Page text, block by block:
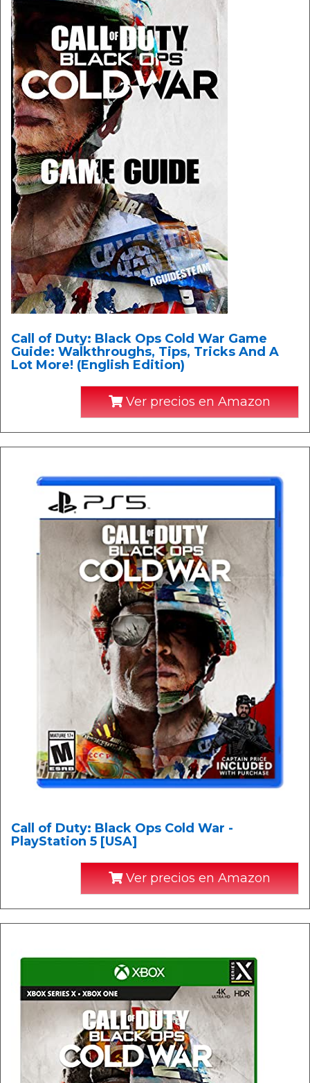
Call of Duty: Black Ops Cold War Game
Guide: Walkthroughs, Tips, Tricks And A
Lot More! (English Edition)
Ver precios en Amazon
Call of Duty: Black Ops Cold War -
PlayStation 5 [USA]
Ver precios en Amazon